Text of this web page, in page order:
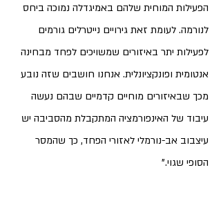
הפעילות המוחית שלהם באמיגדלה נמוכה ביחס
לנורמה. לעומת זאת גירויים נייטרלים גורמים
לפעילות יתר באיזורים שמשויכים לפחד מבחינה
אנטומית ופונקציונלית. אנחנו חושבים שזה נובע
מכך שבאיזורים מוחיים קדמיים שבהם נעשה
עיבוד של האינפורמציה המתקבלת מהסביבה יש
עיצבוב אב-נורמלי לאזורי הפחד, כך שהמסר
הסופי שגוי."